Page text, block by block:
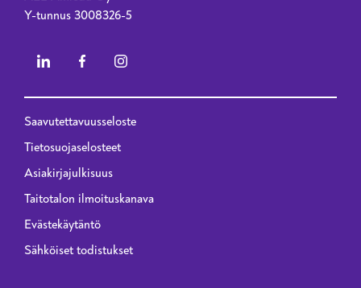
Y-tunnus 3008326-5
Privacy menu - 2023 renewal
Saavutettavuusseloste
Tietosuojaselosteet
Asiakirjajulkisuus
Taitotalon ilmoituskanava
Evästekäytäntö
Sähköiset todistukset